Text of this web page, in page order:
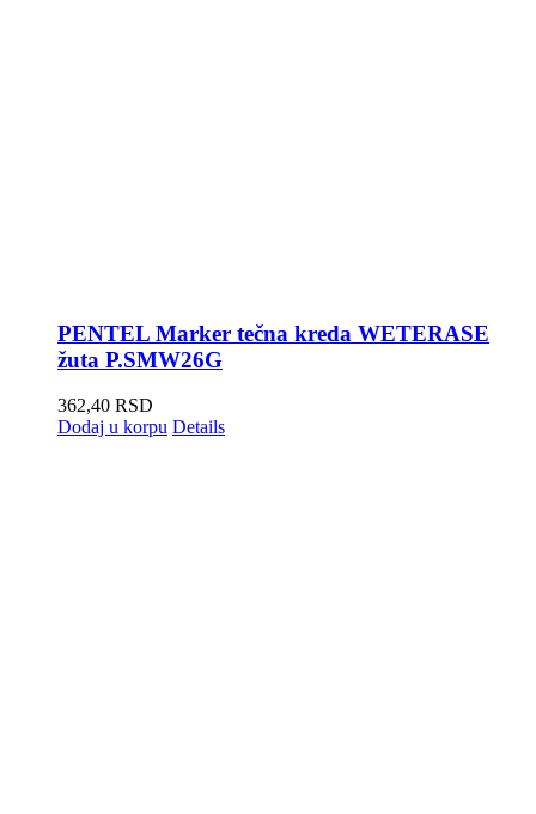
PENTEL Marker tečna kreda WETERASE
žuta P.SMW26G
362,40 RSD
Dodaj u korpu Details